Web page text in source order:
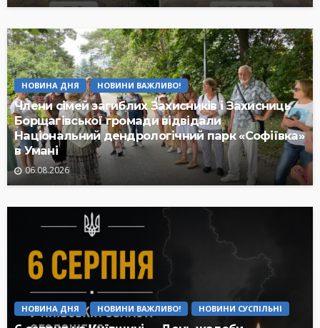
НОВИНА ДНЯ НОВИНИ ВАЖЛИВО!
Члени сімей загиблих Захисників і Захисниць
Борщагівської громади відвідали
Національний дендрологічний парк «Софіївка»
в Умані
06.08.2026
НОВИНА ДНЯ НОВИНИ ВАЖЛИВО! НОВИНИ СУСПІЛЬНІ